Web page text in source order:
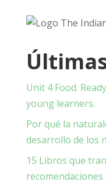
Unit 4 Food.
young learners.
Por qué la
desarrollo de los
15 Libros que